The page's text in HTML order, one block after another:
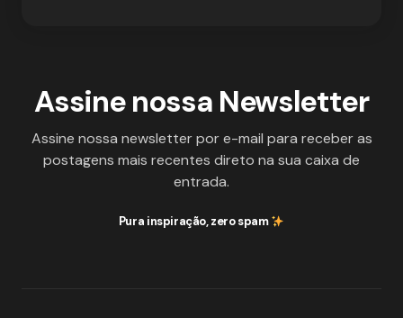
Assine nossa Newsletter
Assine nossa newsletter por e-mail para receber as
postagens mais recentes direto na sua caixa de
entrada.
Pura inspiração, zero spam